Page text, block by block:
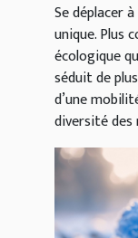
Se déplacer
unique. Plus
écologique
séduit de
d’une
diversité des